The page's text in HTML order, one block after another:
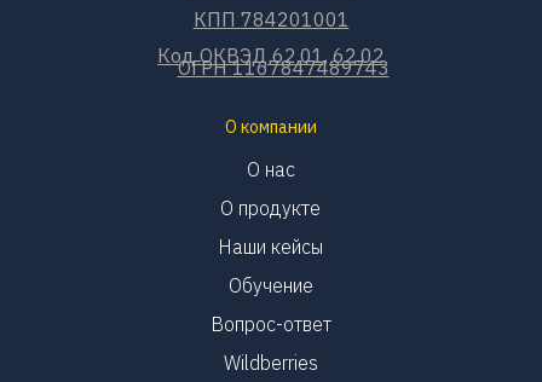
О компании
О нас
О продукте
Наши кейсы
Обучение
Вопрос-ответ
Wildberries
КПП 784201001
Код ОКВЭД 62.01, 62.02
ОГРН 1167847489743